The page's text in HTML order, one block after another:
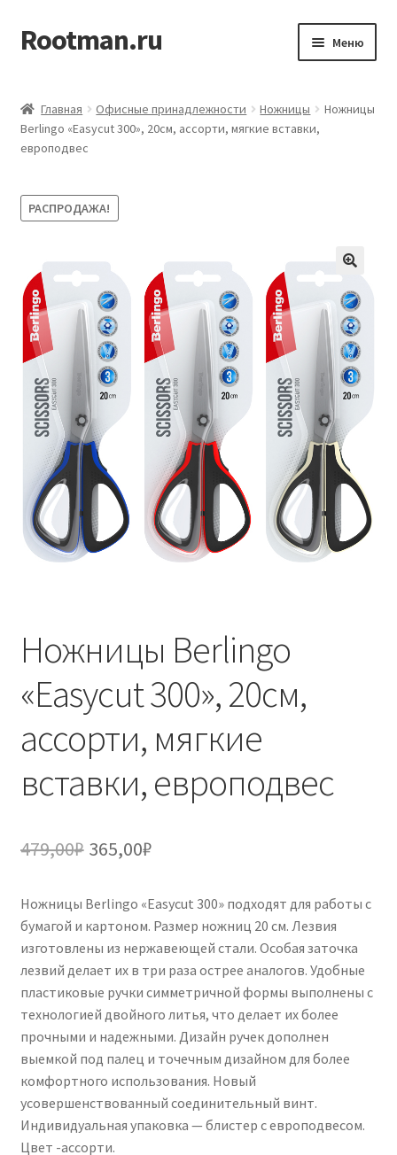
Перейти
к
Перейти
к
Rootman.ru Меню
Офисные принадлежности
Товары для учёбы
меню
Главная Офисные принадлежности Ножницы
Ножницы
Berlingo «Easycut 300», 20см, ассорти, мягкие вставки,
европодвес
РАСПРОДАЖА!
Ножницы Berlingo
«Easycut 300», 20см,
ассорти, мягкие
вставки, европодвес
479,00₽ Первоначальная
составляла
479,00₽.
365,00₽Текущая
365,00₽.
Ножницы Berlingo «Easycut 300» подходят для работы с
бумагой и картоном. Размер ножниц 20 см. Лезвия
изготовлены из нержавеющей стали. Особая заточка
лезвий делает их в три раза острее аналогов. Удобные
пластиковые ручки симметричной формы выполнены с
технологией двойного литья, что делает их более
прочными и надежными. Дизайн ручек дополнен
выемкой под палец и точечным дизайном для более
комфортного использования. Новый
усовершенствованный соединительный винт.
Индивидуальная упаковка — блистер с европодвесом.
Цвет -ассорти.